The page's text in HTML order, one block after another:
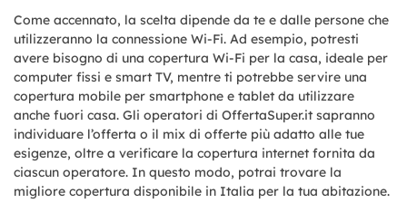
Come accennato, la scelta dipende da te e dalle persone che
utilizzeranno la connessione Wi-Fi. Ad esempio, potresti
avere bisogno di una copertura Wi-Fi per la casa, ideale per
computer fissi e smart TV, mentre ti potrebbe servire una
copertura mobile per smartphone e tablet da utilizzare
anche fuori casa. Gli operatori di OffertaSuper.it sapranno
individuare l’offerta o il mix di offerte più adatto alle tue
esigenze, oltre a verificare la copertura internet fornita da
ciascun operatore. In questo modo, potrai trovare la
migliore copertura disponibile in Italia per la tua abitazione.